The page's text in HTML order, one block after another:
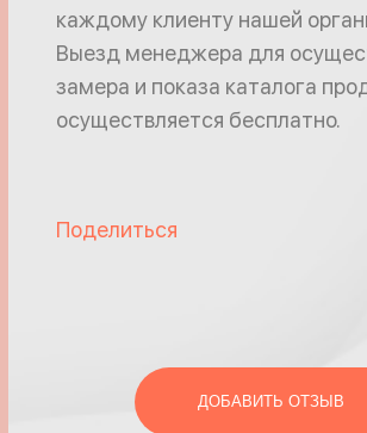
каждому клиенту нашей
Выезд менеджера для
замера и показа каталога
осуществляется бесплатно.
Поделиться
ДОБАВИТЬ ОТЗЫВ